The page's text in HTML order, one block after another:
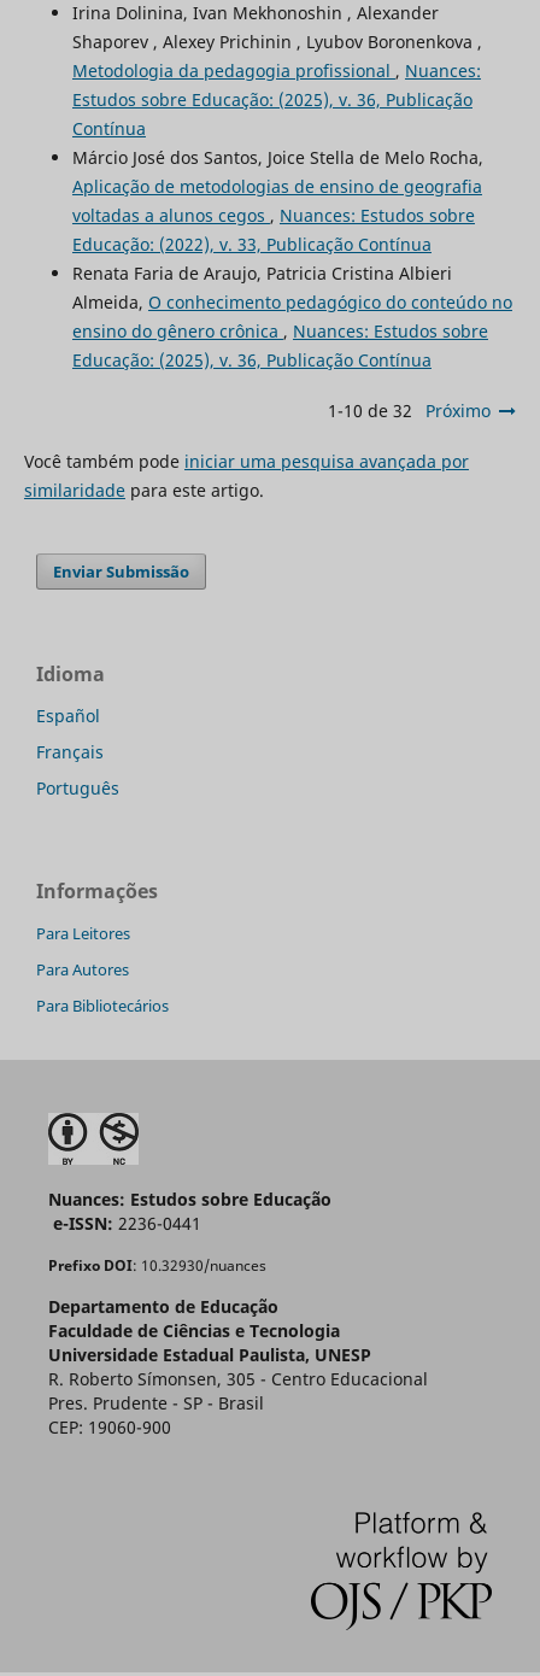
Irina Dolinina, Ivan Mekhonoshin , Alexander
Shaporev , Alexey Prichinin , Lyubov Boronenkova ,
Metodologia da pedagogia profissional , Nuances:
Estudos sobre Educação: (2025), v. 36, Publicação
Contínua
Márcio José dos Santos, Joice Stella de Melo Rocha,
Aplicação de metodologias de ensino de geografia
voltadas a alunos cegos , Nuances: Estudos sobre
Educação: (2022), v. 33, Publicação Contínua
Renata Faria de Araujo, Patricia Cristina Albieri
Almeida, O conhecimento pedagógico do conteúdo no
ensino do gênero crônica , Nuances: Estudos sobre
Educação: (2025), v. 36, Publicação Contínua
1-10 de 32 Próximo
Você também pode iniciar uma pesquisa avançada por
similaridadepara este artigo.
Enviar Submissão
Idioma
Español
Français
Português
Informações
Para Leitores
Para Autores
Para Bibliotecários
Nuances: Estudos sobre Educação
e-ISSN: 2236-0441
Prefixo DOI: 10.32930/nuances
Departamento de Educação
Faculdade de Ciências e Tecnologia
Universidade Estadual Paulista, UNESP
R. Roberto Símonsen, 305 - Centro Educacional
Pres. Prudente - SP - Brasil
CEP: 19060-900